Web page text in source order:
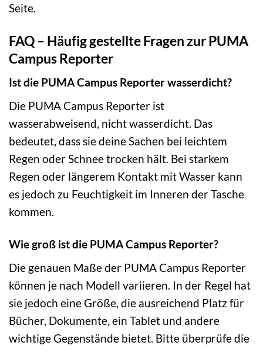
Seite.
FAQ – Häufig gestellte Fragen zur PUMA
Campus Reporter
Ist die PUMA Campus Reporter wasserdicht?
Die PUMA Campus Reporter ist
wasserabweisend, nicht wasserdicht. Das
bedeutet, dass sie deine Sachen bei leichtem
Regen oder Schnee trocken hält. Bei starkem
Regen oder längerem Kontakt mit Wasser kann
es jedoch zu Feuchtigkeit im Inneren der Tasche
kommen.
Wie groß ist die PUMA Campus Reporter?
Die genauen Maße der PUMA Campus Reporter
können je nach Modell variieren. In der Regel hat
sie jedoch eine Größe, die ausreichend Platz für
Bücher, Dokumente, ein Tablet und andere
wichtige Gegenstände bietet. Bitte überprüfe die